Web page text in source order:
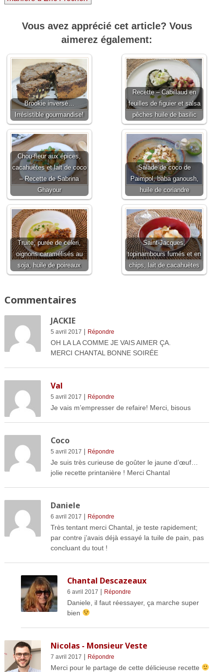
Vous avez apprécié cet article? Vous
aimerez également:
Brookie inversé…
Irrésistible gourmandise!
Recette – Cabillaud en
feuilles de figuier et salsa
pêches huile de basilic
Chou-fleur aux épices,
cacahuètes et lait de coco
– Recette de Sabrina
Ghayour
Salade de coco de
Paimpol, baba ganoush,
huile de coriandre
Truite, purée de céleri,
oignons caramélisés au
soja, huile de poireaux
Saint-Jacques,
topinambours fumés et en
chips, lait de cacahuètes
Commentaires
JACKIE
5 avril 2017 | Répondre
OH LA LA COMME JE VAIS AIMER ÇA.
MERCI CHANTAL BONNE SOIRÉE
Val
5 avril 2017 | Répondre
Je vais m’empresser de refaire! Merci, bisous
Coco
5 avril 2017 | Répondre
Je suis très curieuse de goûter le jaune d’œuf…
jolie recette printanière ! Merci Chantal
Daniele
6 avril 2017 | Répondre
Très tentant merci Chantal, je teste rapidement;
par contre j’avais déjà essayé la tuile de pain, pas
concluant du tout !
Chantal Descazeaux
6 avril 2017 | Répondre
Daniele, il faut réessayer, ça marche super
bien
Nicolas - Monsieur Veste
7 avril 2017 | Répondre
Merci pour le partage de cette délicieuse recette